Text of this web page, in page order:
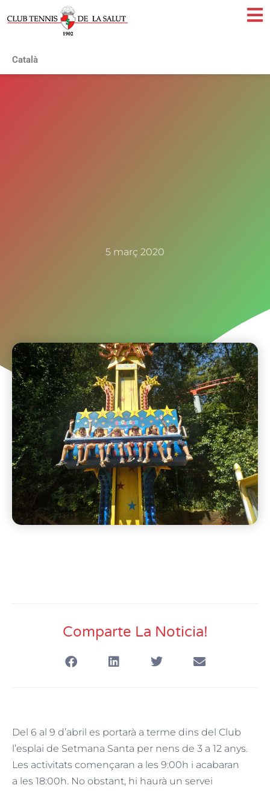
Català
5 març 2020
Comparte La Noticia!
Del 6 al 9 d’abril es portarà a terme dins del Club
l’esplai de Setmana Santa per nens de 3 a 12 anys.
Les activitats començaran a les 9:00h i acabaran
a les 18:00h. No obstant, hi haurà un servei